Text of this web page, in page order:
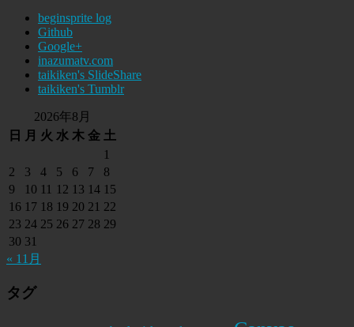
beginsprite log
Github
Google+
inazumatv.com
taikiken's SlideShare
taikiken's Tumblr
2026年8月
日
月 火 水 木 金 土
1
2
3 4 5 6 7
8
9
10 11 12 13 14 15
16 17 18 19 20 21 22
23 24 25 26 27 28 29
30 31
« 11月
タグ